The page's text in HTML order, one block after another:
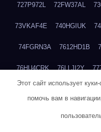
727P972L 72FW37AL
73VKAF4E 740HGIUK
74FGRN3A 7612HD1B
76HU4CRK 76LLJI2Y
77TABW20
Этот сайт использует
помочь вам в